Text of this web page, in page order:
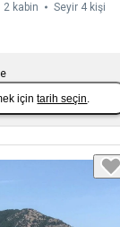
2 kabin
Seyir 4 kişi
içintarih seçin